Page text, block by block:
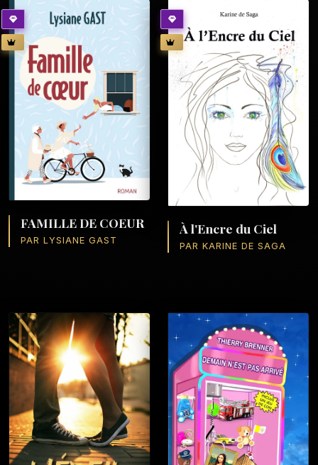
FAMILLE DE COEUR
PAR LYSIANE GAST
À l'Encre du Ciel
PAR KARINE DE SAGA